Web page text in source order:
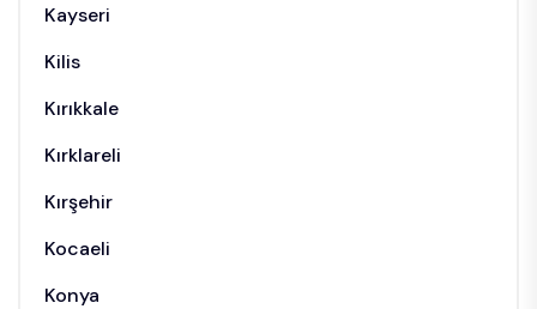
Kayseri
Kilis
Kırıkkale
Kırklareli
Kırşehir
Kocaeli
Konya